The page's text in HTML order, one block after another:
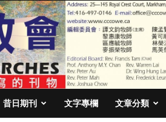
昔日期刊 文字專欄 文章分類